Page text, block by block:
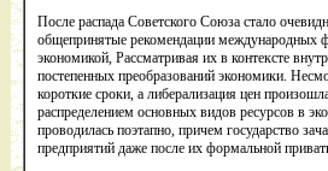
После распада Советского Союза стало
общепринятые рекомендации международных
экономикой, Рассматривая их в контексте
постепенных преобразований экономики.
короткие сроки, а либерализация цен
распределением основных видов ресурсов в
проводилась поэтапно, причем государство
предприятий даже после их формальной